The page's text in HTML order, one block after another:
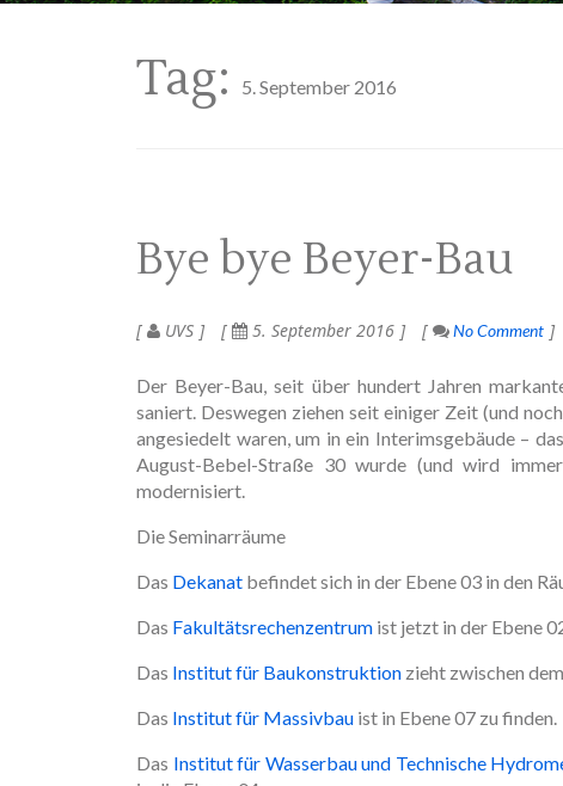
Tag: 5. September 2016
Bye bye Beyer-Bau
UVS 5. September 2016 No Comment
Der Beyer-Bau, seit über hundert Jahren
saniert. Deswegen ziehen seit einiger Zeit (und
angesiedelt waren, um in ein Interimsgebäude –
August-Bebel-Straße 30 wurde (und wird
modernisiert.
Die Seminarräume
Das Dekanat befindet sich in der Ebene 03 in den
Das Fakultätsrechenzentrum ist jetzt in der Ebene
Das Institut für Baukonstruktion zieht zwischen
Das Institut für Massivbau ist in Ebene 07 zu finden.
Das Institut für Wasserbau und Technische